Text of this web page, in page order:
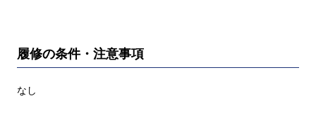
履修の条件・注意事項
なし